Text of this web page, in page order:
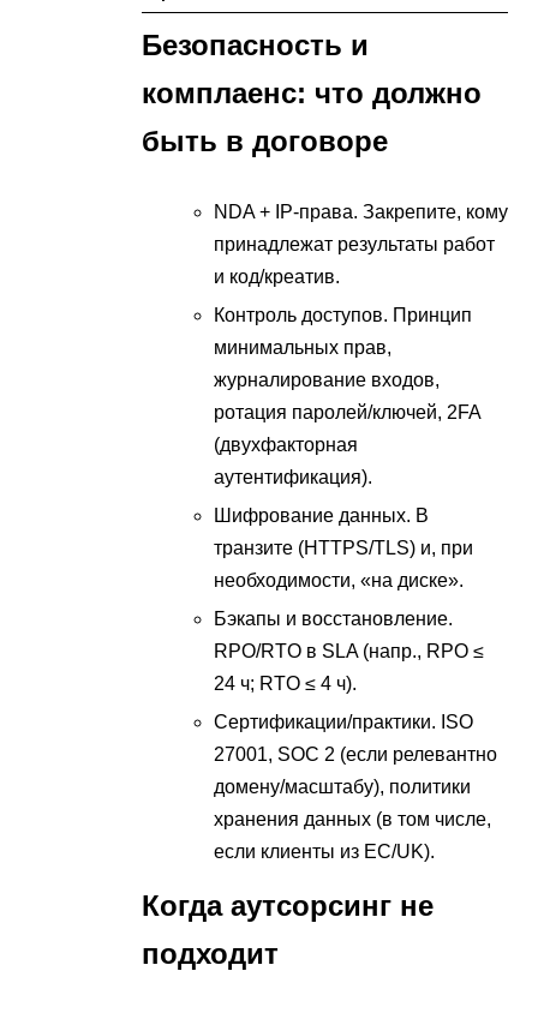
Безопасность и
комплаенс: что должно
быть в договоре
NDA + IP-права. Закрепите, кому
принадлежат результаты работ
и код/креатив.
Контроль доступов. Принцип
минимальных прав,
журналирование входов,
ротация паролей/ключей, 2FA
(двухфакторная
аутентификация).
Шифрование данных. В
транзите (HTTPS/TLS) и, при
необходимости, «на диске».
Бэкапы и восстановление.
RPO/RTO в SLA (напр., RPO ≤
24 ч; RTO ≤ 4 ч).
Сертификации/практики. ISO
27001, SOC 2 (если релевантно
домену/масштабу), политики
хранения данных (в том числе,
если клиенты из ЕС/UK).
Когда аутсорсинг не
подходит